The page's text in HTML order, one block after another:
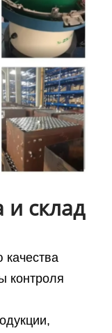
и склад
качества
контроля